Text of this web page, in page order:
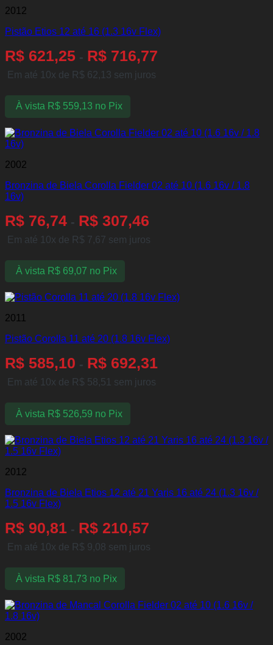
2012
Pistão Etios 12 até 16 (1.3 16v Flex)
R$ 621,25 - R$ 716,77
Em até 10x de R$ 62,13 sem juros
À vista R$559,13 no Pix
2002
Bronzina de Biela Corolla Fielder 02 até 10 (1.6 16v / 1.8
16v)
R$ 76,74 - R$ 307,46
Em até 10x de R$ 7,67 sem juros
À vista R$69,07 no Pix
2011
Pistão Corolla 11 até 20 (1.8 16v Flex)
R$ 585,10 - R$ 692,31
Em até 10x de R$ 58,51 sem juros
À vista R$526,59 no Pix
2012
Bronzina de Biela Etios 12 até 21 Yaris 16 até 24 (1.3 16v /
1.5 16v Flex)
R$ 90,81 - R$ 210,57
Em até 10x de R$ 9,08 sem juros
À vista R$81,73 no Pix
2002